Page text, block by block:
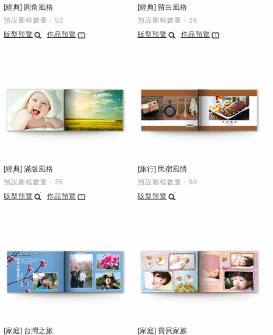
[經典] 圓角風格
預設圖框數量：52
版型預覽
作品預覽
[經典] 留白風格
預設圖框數量：26
版型預覽
作品預覽
[經典] 滿版風格
預設圖框數量：26
版型預覽
作品預覽
[旅行] 民宿風情
預設圖框數量：50
版型預覽
[家庭] 台灣之旅 [家庭] 寶貝家族